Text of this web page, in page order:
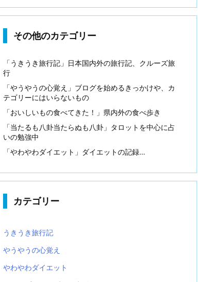
その他のカテゴリー
「うきうき旅行記」日本国内外の旅行記、クルーズ旅
行
「やうやうの心覚え」ブログを始めるきっかけや、カ
テゴリーにはいらないもの
「おいしいもの食べてきた！」県内外の食べ歩き
「当たるも八卦当たらぬも八卦」タロットを中心に占
いの勉強中
「やわやわダイエット」ダイエットの記録…
カテゴリー
うきうき旅行記
やうやうの心覚え
やわやわダイエット